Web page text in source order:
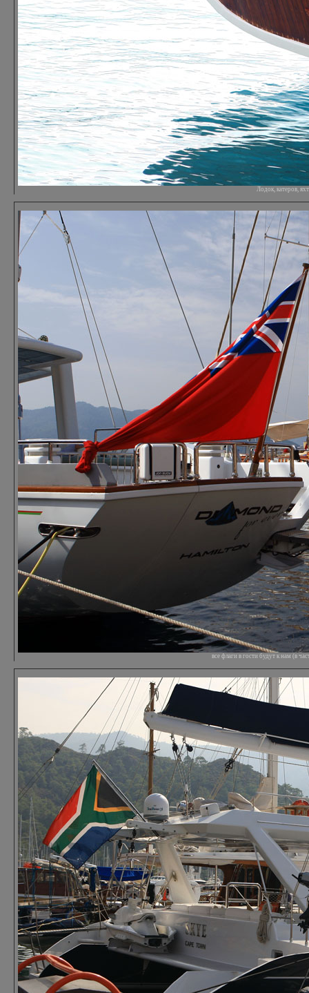
Лодок, катеров,
все флаги в гости будут к нам (в